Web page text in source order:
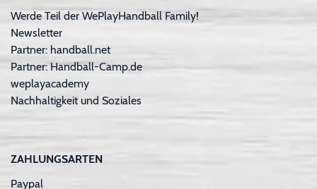
Werde Teil der WePlayHandball Family!
Newsletter
Partner: handball.net
Partner: Handball-Camp.de
weplayacademy
Nachhaltigkeit und Soziales
ZAHLUNGSARTEN
Paypal